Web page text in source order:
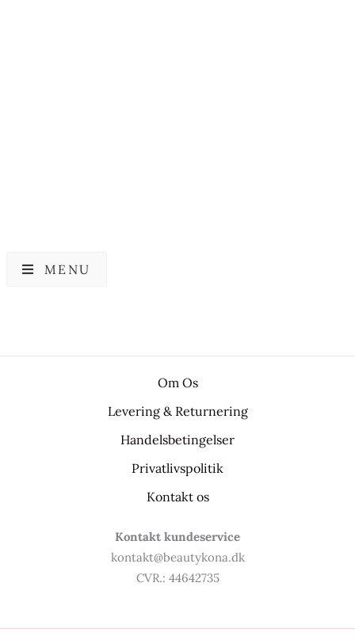
MENU
Om Os
Levering & Returnering
Handelsbetingelser
Privatlivspolitik
Kontakt os
Kontakt kundeservice
kontakt@beautykona.dk
CVR.: 44642735